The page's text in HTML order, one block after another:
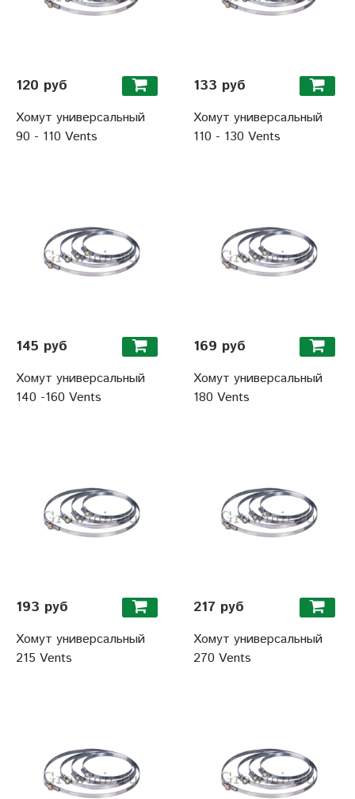
120 руб
Хомут универсальный
90 - 110 Vents
133 руб
Хомут универсальный
110 - 130 Vents
145 руб
Хомут универсальный
140 -160 Vents
169 руб
Хомут универсальный
180 Vents
193 руб
Хомут универсальный
215 Vents
217 руб
Хомут универсальный
270 Vents